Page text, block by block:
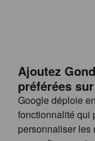
Ajoutez
préférées
Google déploie
fonctionnalité qui
personnaliser les